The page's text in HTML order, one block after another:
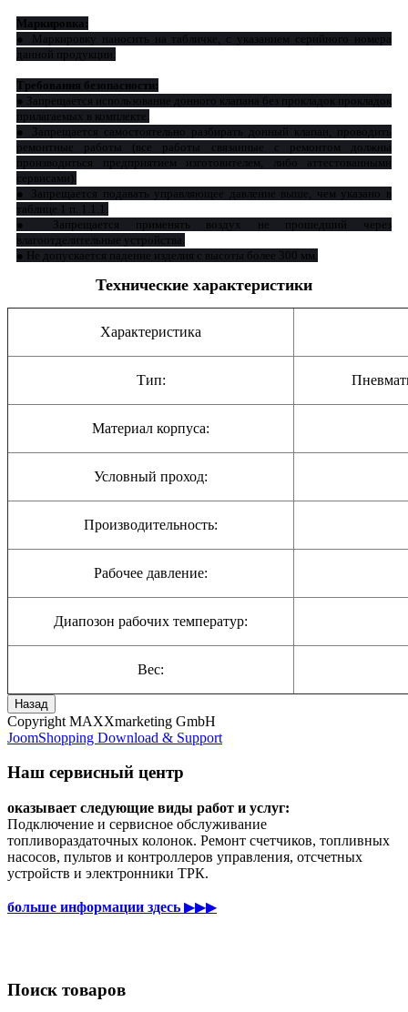
Маркировка:
● Маркировку наносить на табличке, с указанием серийного номера
данной продукции.
Требования безопасности:
● Запрещается использование донного клапана без прокладок прокладок
прилагаемых в комплекте.
● Запрещается самостоятельно разбирать донный клапан, проводить
ремонтные работы (все работы связанные с ремонтом должны
производиться предприятием изготовителем, либо аттестованными
сервисами).
● Запрещается подавать управляющее давление выше, чем указано в
таблице 1 п. 1.1.1.
● Запрещается применять воздух не прошедший через
влагоотделительные устройства.
● Не допускается падение изделия с высоты более 300 мм.
Технические характеристики
Характеристика
Тип:
Материал корпуса:
Условный проход:
Производительность:
Рабочее давление:
Диапозон рабочих температур:
Вес:
Copyright MAXXmarketing GmbH
JoomShopping Download & Support
Наш сервисный центр
оказывает следующие виды работ и услуг:
Подключение и сервисное обслуживание
топливораздаточных колонок. Ремонт счетчиков, топливных
насосов, пультов и контроллеров управления, отсчетных
устройств и электронники ТРК.
больше информации здесь ▶▶▶
Поиск товаров